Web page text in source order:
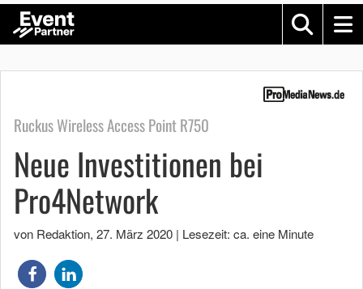
Ruckus Wireless Access Point R750
Neue Investitionen bei
Pro4Network
von Redaktion, 27. März 2020 | Lesezeit: ca. eine Minute